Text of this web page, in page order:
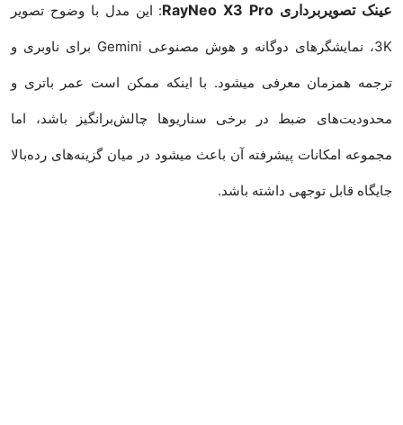
عینک تصویربرداری RayNeo X3 Pro : این مدل با وضوح تصویر
3K، نمایشگرهای دوگانه و هوش مصنوعی Gemini برای ناوبری و
ترجمه همزمان معرفی میشود. با اینکه ممکن است عمر باتری و
محدودیت‌های ضبط در برخی سناریوها چالش‌برانگیز باشد، اما
مجموعه امکانات پیشرفته آن باعث میشود در میان گزینه‌های رده‌بالا
جایگاه قابل توجهی داشته باشد.